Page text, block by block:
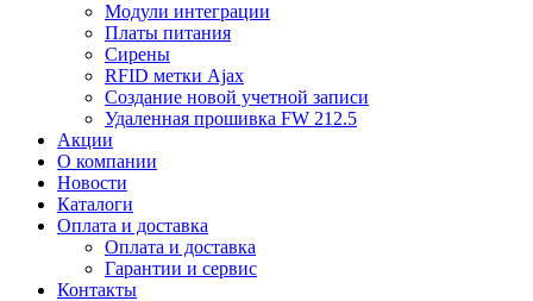
Модули интеграции
Платы питания
Сирены
RFID метки Ajax
Создание новой учетной записи
Удаленная прошивка FW 212.5
Акции
О компании
Новости
Каталоги
Оплата и доставка
Оплата и доставка
Гарантии и сервис
Контакты